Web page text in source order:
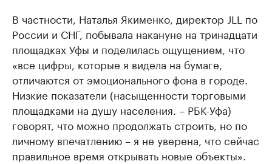
В частности, Наталья Якименко, директор JLL по
России и СНГ, побывала накануне на тринадцати
площадках Уфы и поделилась ощущением, что
«все цифры, которые я видела на бумаге,
отличаются от эмоционального фона в городе.
Низкие показатели (насыщенности торговыми
площадками на душу населения. – РБК-Уфа)
говорят, что можно продолжать строить, но по
личному впечатлению – я не уверена, что сейчас
правильное время открывать новые объекты».